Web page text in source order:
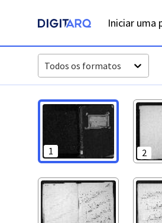
Iniciar uma
Todos os formatos
1 2